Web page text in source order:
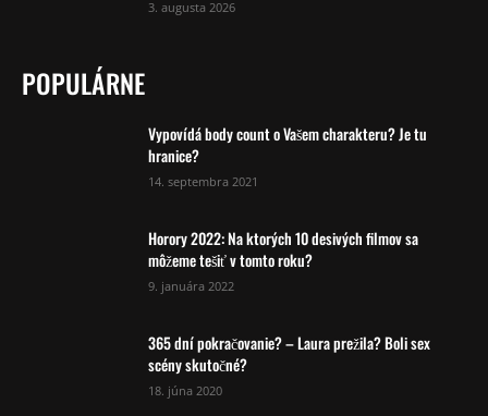
3. augusta 2026
POPULÁRNE
Vypovídá body count o Vašem charakteru? Je tu
hranice?
14. septembra 2021
Horory 2022: Na ktorých 10 desivých filmov sa
môžeme tešiť v tomto roku?
9. januára 2022
365 dní pokračovanie? – Laura prežila? Boli sex
scény skutočné?
18. júna 2020